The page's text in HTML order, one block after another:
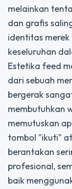
melainkan
dan grafis
identitas
keseluruhan
Estetika feed
dari sebuah
bergerak
membutuhkan
memutuskan
tombol "ikuti"
berantakan
profesional,
baik